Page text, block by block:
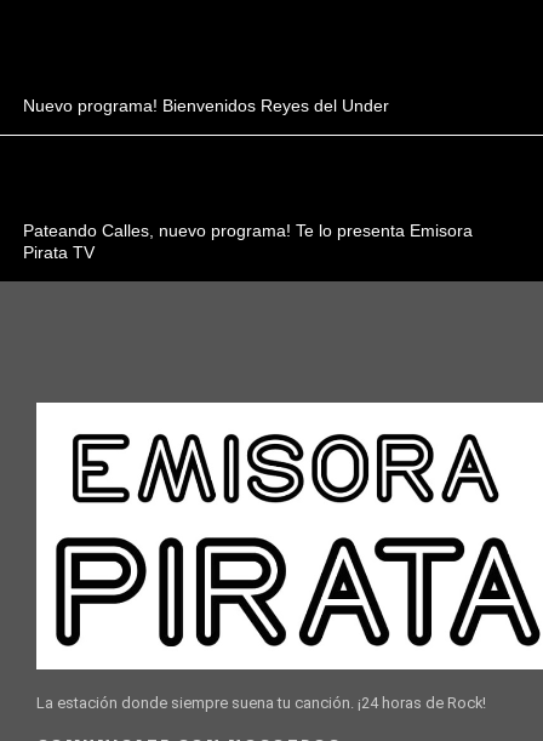
Nuevo programa! Bienvenidos Reyes del Under
Pateando Calles, nuevo programa! Te lo presenta Emisora
Pirata TV
La estación donde siempre suena tu canción. ¡24 horas de Rock!